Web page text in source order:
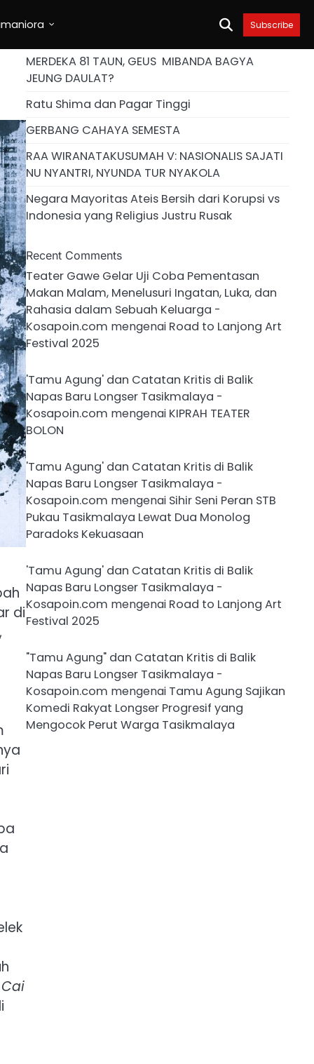
Subscribe
di
MERDEKA 81 TAUN, GEUS MIBANDA BAGYA
JEUNG DAULAT?
Ratu Shima dan Pagar Tinggi
GERBANG CAHAYA SEMESTA
RAA WIRANATAKUSUMAH V: NASIONALIS SAJATI
NU NYANTRI, NYUNDA TUR NYAKOLA
Negara Mayoritas Ateis Bersih dari Korupsi vs
Indonesia yang Religius Justru Rusak
Recent Comments
Teater Gawe Gelar Uji Coba Pementasan
Makan Malam, Menelusuri Ingatan, Luka, dan
Rahasia dalam Sebuah Keluarga -
Kosapoin.com mengenai Road to Lanjong Art
Festival 2025
'Tamu Agung' dan Catatan Kritis di Balik
Napas Baru Longser Tasikmalaya -
Kosapoin.com mengenai KIPRAH TEATER
BOLON
'Tamu Agung' dan Catatan Kritis di Balik
Napas Baru Longser Tasikmalaya -
Kosapoin.com mengenai Sihir Seni Peran STB
Pukau Tasikmalaya Lewat Dua Monolog
Paradoks Kekuasaan
'Tamu Agung' dan Catatan Kritis di Balik
Napas Baru Longser Tasikmalaya -
Kosapoin.com mengenai Road to Lanjong Art
Festival 2025
"Tamu Agung" dan Catatan Kritis di Balik
Napas Baru Longser Tasikmalaya -
Kosapoin.com mengenai Tamu Agung Sajikan
Komedi Rakyat Longser Progresif yang
Mengocok Perut Warga Tasikmalaya